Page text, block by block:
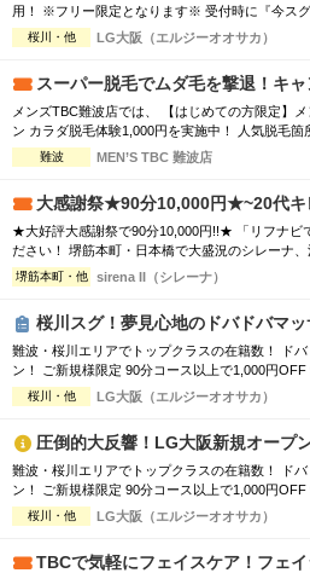
用！ ※フリー限定となります※ 受付時に『今スグ割り』とお伝え下さい ご新規
様・リピーター様ともに ★2,000円OFF★ 90分 16,000円⇒14,000円 120分 21,000
円⇒19,000円 ※90分コース以上※ ※他との割
桜川・他 LG大阪（エルジーオオサカ）
スーパー脱毛でムダ毛を撃退！キャ
メンズTBC難波店では、 【はじめての方限定】
ン カラダ脱毛体験1,000円を実施中！ 人気脱毛箇
ザ下も対応可能です。 ※MENS TBC初めての方
格 ※Web予約申し込みフォームよりお申込くださ
難波 MEN’S TBC 難波店
大感謝祭★90分10,000円★~20代キ
★大好評大感謝祭で90分10,000円!!★ 「リフナビで大感謝祭みた」とお申し付けく
ださい！ 堺筋本町・日本橋で大盛況のシレーナ、満を持してリフナビ再上陸!! 新規
様リピーター様問わずご利用可能なイベントで、
ひお楽しみください☆彡 ※フリー限定・待機セラピスト複数の時限定 ★大感謝祭
堺筋本町・他 sirena II（シレーナ）
桜川スグ！夢見心地のドバドバマッ
難波・桜川エリアでトップクラスの在籍数！ ド
ン！ ご新規様限定 90分コース以上で1,000円OFF 90分 ¥16,000円 ⇒￥15,000円
120分 ￥21,000円 ⇒￥20,000円 150分 ￥
00円 ⇒￥30,000円 厳選された美女による 至福のオーバーオイルトリートメント L
桜川・他 LG大阪（エルジーオオサカ）
圧倒的大反響！LG大阪新規オープ
難波・桜川エリアでトップクラスの在籍数！ ド
ン！ ご新規様限定 90分コース以上で1,000円OFF 90分 ¥16,000円 ⇒￥15,000円
120分 ￥21,000円 ⇒￥20,000円 150分 ￥
00円 ⇒￥30,000円 厳選された美女による 至福のオーバーオイルトリートメント L
桜川・他 LG大阪（エルジーオオサカ）
TBCで気軽にフェイスケア！フェ